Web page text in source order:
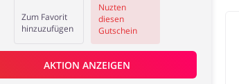
Zum Favorit
hinzuzufügen
Nuzten
diesen
Gutschein
AKTION ANZEIGEN